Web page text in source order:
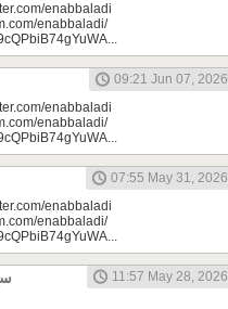
enabbaladi
enabbaladi/
09:21 Jun 07, 2026
enabbaladi
enabbaladi/
07:55 May 31, 2026
enabbaladi
enabbaladi/
11:57 May 28, 2026